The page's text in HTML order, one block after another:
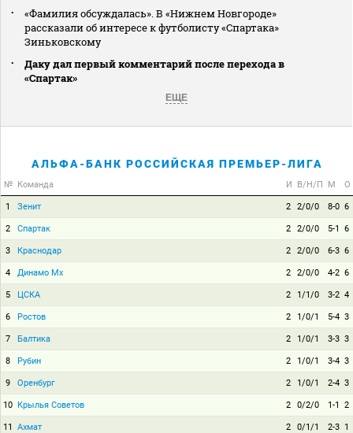
«Фамилия обсуждалась». В «Нижнем Новгороде»
рассказали об интересе к футболисту «Спартака»
Зиньковскому
Даку дал первый комментарий после перехода в
«Спартак»
ЕЩЕ
АЛЬФА-БАНК РОССИЙСКАЯ ПРЕМЬЕР-ЛИГА
№ Команда И В/Н/П М О
1 Зенит 2 2/0/0 8-0 6
2 Спартак 2 2/0/0 5-1 6
3 Краснодар 2 2/0/0 6-3 6
4 Динамо Мх 2 2/0/0 4-2 6
5 ЦСКА 2 1/1/0 3-2 4
6 Ростов 2 1/0/1 5-4 3
7 Балтика 2 1/0/1 3-3 3
8 Рубин 2 1/0/1 3-4 3
9 Оренбург 2 1/0/1 2-4 3
10 Крылья Советов 2 0/2/0 1-1 2
11 Ахмат 2 0/1/1 2-3 1